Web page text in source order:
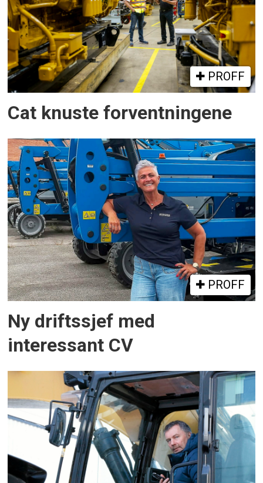
PROFF
Cat knuste forventningene
PROFF
Ny driftssjef med
interessant CV